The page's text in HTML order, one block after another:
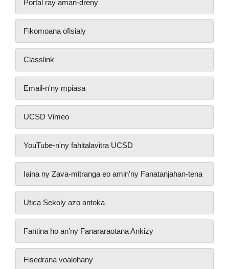
Portal ray aman-dreny
Fikomoana ofisialy
Classlink
Email-n'ny mpiasa
UCSD Vimeo
YouTube-n'ny fahitalavitra UCSD
Iaina ny Zava-mitranga eo amin'ny Fanatanjahan-tena
Utica Sekoly azo antoka
Fantina ho an'ny Fanararaotana Ankizy
Fisedrana voalohany